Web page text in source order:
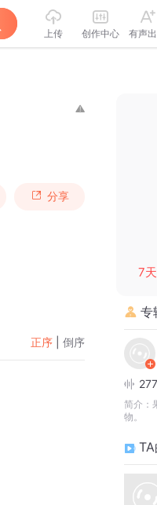
上传 创作中心 有声
分享
正序 倒序
7
专
277
简介：
物。